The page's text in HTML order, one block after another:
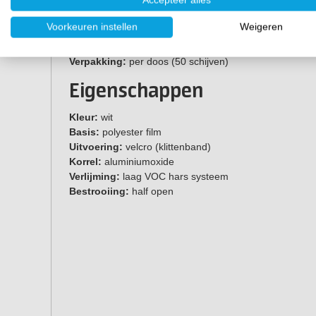
Specificaties
Korrelgroottes:
P800, P1000, P1200, P1500, P2000,
Verpakking:per doos (50 schijven)
Eigenschappen
Kleur: wit
Basis: polyester film
Uitvoering: velcro (klittenband)
Korrel: aluminiumoxide
Verlijming: laag VOC hars systeem
Bestrooiing: half open
Voorkeuren instellen Weigeren